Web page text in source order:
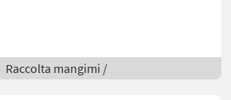
Raccolta mangimi /